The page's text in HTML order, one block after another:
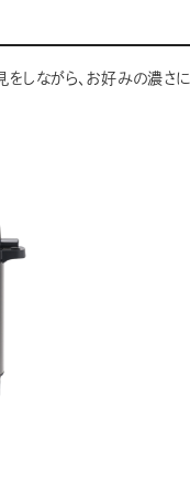
しながら、お好みの濃さ